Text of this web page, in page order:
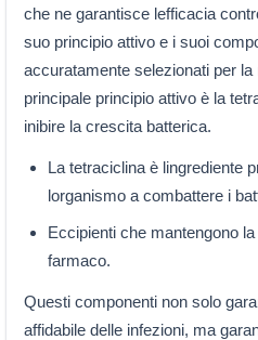
che ne garantisce lefficacia
suo principio attivo e i suoi
accuratamente selezionati per
principale principio attivo è la
inibire la crescita batterica.
La tetraciclina è lingrediente
lorganismo a combattere i
Eccipienti che mantengono
farmaco.
Questi componenti non solo
affidabile delle infezioni, ma